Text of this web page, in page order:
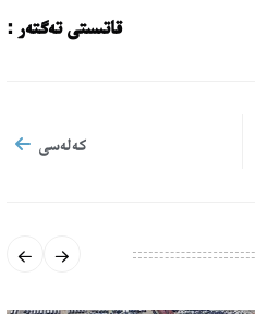
قاتىستى تەگتەر :
كەلەسى